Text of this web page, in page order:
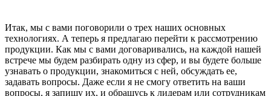
Итак, мы с вами поговорили о трех наших основных
технологиях. А теперь я предлагаю перейти к рассмотрению
продукции. Как мы с вами договаривались, на каждой нашей
встрече мы будем разбирать одну из сфер, и вы будете больше
узнавать о продукции, знакомиться с ней, обсуждать ее,
задавать вопросы. Даже если я не смогу ответить на ваши
вопросы, я запишу их, и обращусь к лидерам или сотрудникам